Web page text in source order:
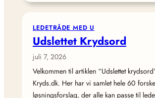
LEDETRÅDE MED U
Udslettet Krydsord
juli 7, 2026
Velkommen til artiklen “Udslettet
Kryds.dk. Her har vi samlet hele 60
løsningsforslag, der alle kan passe til